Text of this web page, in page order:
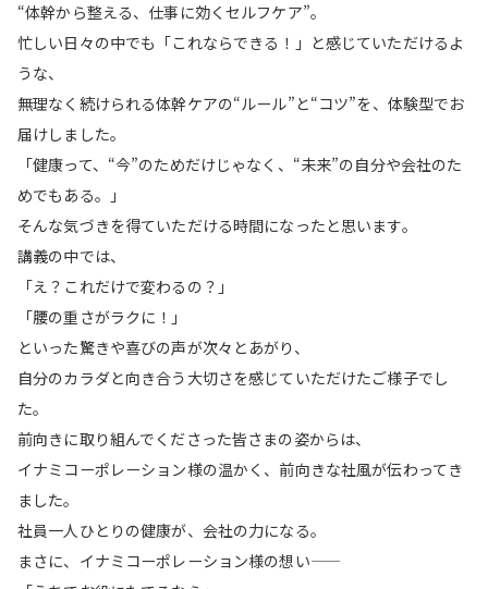
“体幹から整える、仕事に効くセルフケア”。
忙しい日々の中でも「これならできる！」と感じていただけるよ
うな、
無理なく続けられる体幹ケアの“ルール”と“コツ”を、体験型でお
届けしました。
「健康って、“今”のためだけじゃなく、“未来”の自分や会社のた
めでもある。」
そんな気づきを得ていただける時間になったと思います。
講義の中では、
「え？これだけで変わるの？」
「腰の重さがラクに！」
といった驚きや喜びの声が次々とあがり、
自分のカラダと向き合う大切さを感じていただけたご様子でし
た。
前向きに取り組んでくださった皆さまの姿からは、
イナミコーポレーション様の温かく、前向きな社風が伝わってき
ました。
社員一人ひとりの健康が、会社の力になる。
まさに、イナミコーポレーション様の想い――